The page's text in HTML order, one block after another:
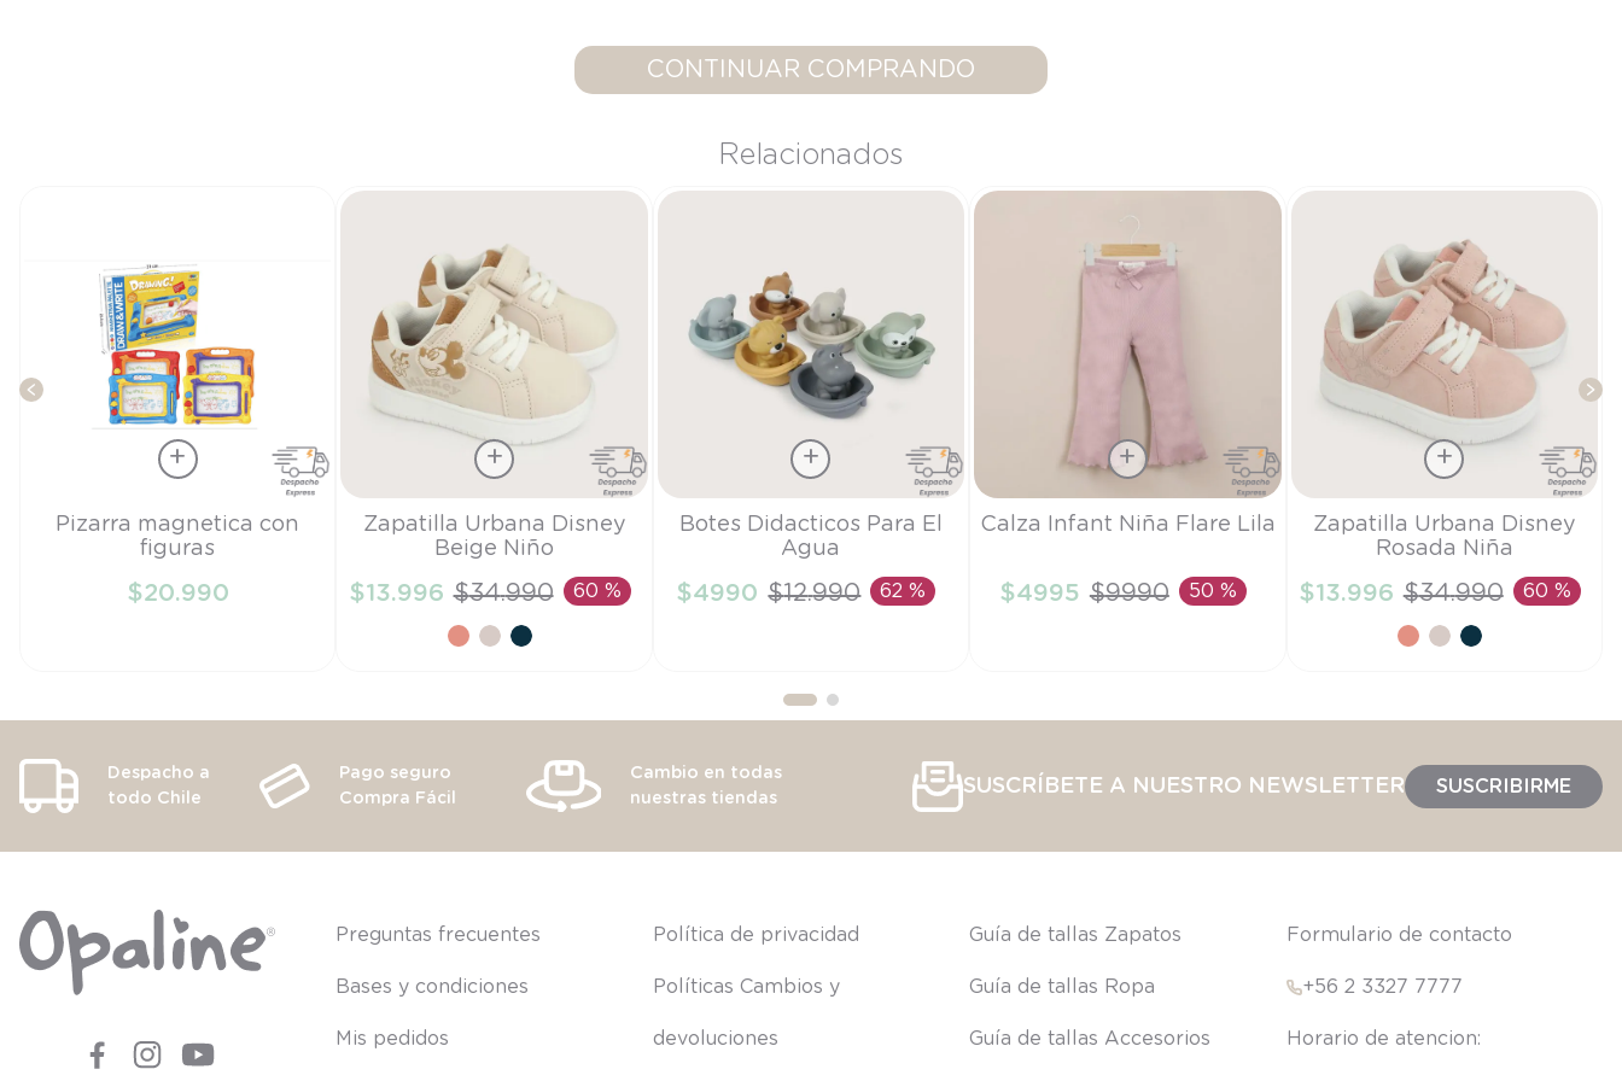
CONTINUAR COMPRANDO
Relacionados
Talla
AÑADIR AL CARRITO
Pizarra magnetica con
figuras
$20.990
Talla
AÑADIR AL CARRITO
Zapatilla Urbana Disney
Beige Niño
$13.996 $34.990 60 %
Talla
AÑADIR AL CARRITO
Botes Didacticos Para El
Agua
$4990 $12.990 62 %
Talla
AÑADIR AL CARRITO
Calza Infant Niña Flare Lila
$4995 $9990 50 %
Talla
AÑADIR AL CARRITO
Zapatilla Urbana Disney
Rosada Niña
$13.996 $34.990 60 %
Despacho a
todo Chile
Pago seguro
Compra Fácil
Cambio en todas
nuestras tiendas
SUSCRÍBETE A NUESTRO NEWSLETTER SUSCRIBIRME
Preguntas frecuentes
Bases y condiciones
Mis pedidos
Política de privacidad
Políticas Cambios y
devoluciones
Guía de tallas Zapatos
Guía de tallas Ropa
Guía de tallas Accesorios
Formulario de contacto
+56 2 3327 7777
10. poleron